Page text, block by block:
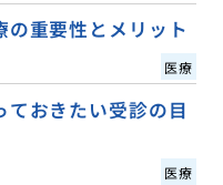
重要性とメリット
医療
おきたい受診の目
医療